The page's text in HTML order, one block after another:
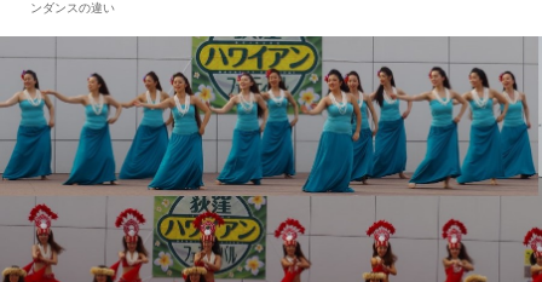
ンダンスの違い